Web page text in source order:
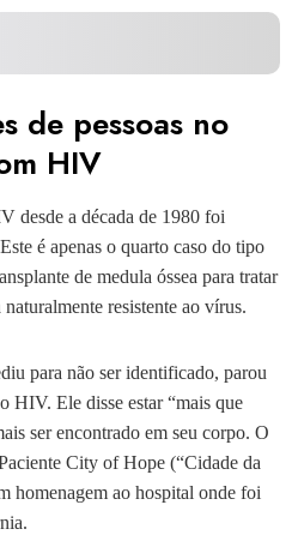
de pessoas no
HIV
desde a década de 1980 foi
é apenas o quarto caso do tipo
de medula óssea para tratar
resistente ao vírus.
para não ser identificado, parou
HIV. Ele disse estar “mais que
ser encontrado em seu corpo. O
City of Hope (“Cidade da
homenagem ao hospital onde foi